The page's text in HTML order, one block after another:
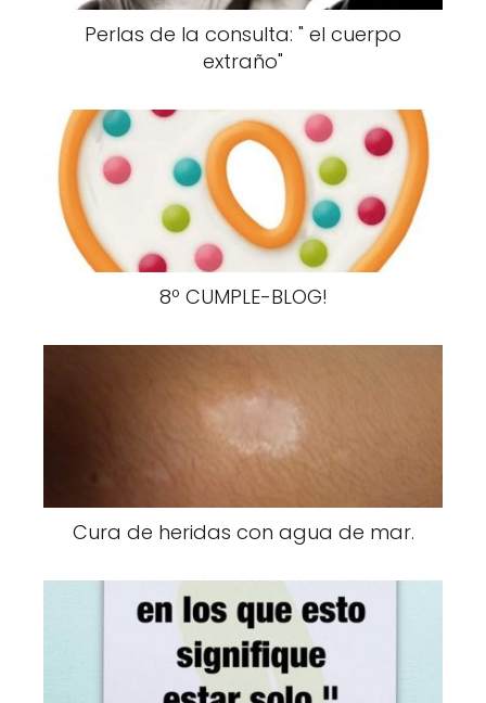
Perlas de la consulta: " el cuerpo
extraño"
8º CUMPLE-BLOG!
Cura de heridas con agua de mar.